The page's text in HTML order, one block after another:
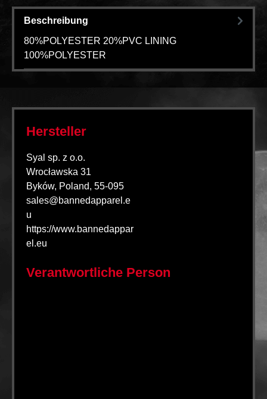
Beschreibung
80%POLYESTER 20%PVC LINING
100%POLYESTER
Hersteller
Syal sp. z o.o.
Wrocławska 31
Byków, Poland, 55-095
sales@bannedapparel.e
u
https://www.bannedappar
el.eu
Verantwortliche Person